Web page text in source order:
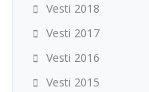
Vesti 2018
Vesti 2017
Vesti 2016
Vesti 2015